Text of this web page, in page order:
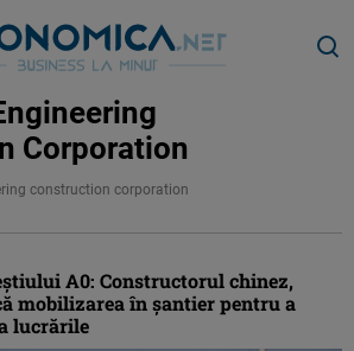
Corporation
construction corporation
A0: Constructorul chinez,
mobilizarea în șantier pentru a
lucrările